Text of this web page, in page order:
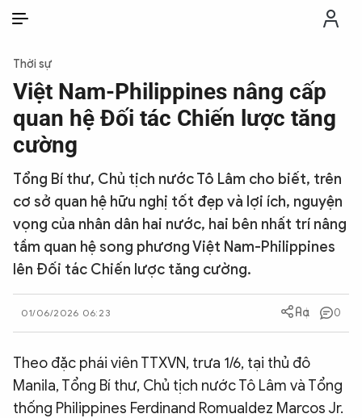
THỜI SỰ
CHỐNG DIỄN BIẾN HÒA BÌNH
CÔNG AN TRONG LÒNG DÂN
XÃ HỘI
CÔNG NGHỆ
QUỐC TẾ
Thời sự
Việt Nam-Philippines nâng cấp
quan hệ Đối tác Chiến lược tăng
cường
Tổng Bí thư, Chủ tịch nước Tô Lâm cho biết, trên
cơ sở quan hệ hữu nghị tốt đẹp và lợi ích, nguyện
vọng của nhân dân hai nước, hai bên nhất trí nâng
tầm quan hệ song phương Việt Nam-Philippines
lên Đối tác Chiến lược tăng cường.
01/06/2026 06:23 0
Theo đặc phái viên TTXVN, trưa 1/6, tại thủ đô
Manila, Tổng Bí thư, Chủ tịch nước Tô Lâm và Tổng
thống Philippines Ferdinand Romualdez Marcos Jr.